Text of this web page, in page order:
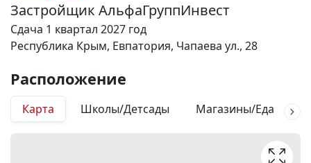
Застройщик АльфаГруппИнвест
Сдача 1 квартал 2027 год
Республика Крым, Евпатория, Чапаева ул., 28
Расположение
Карта Школы/Детсады Магазины/Еда